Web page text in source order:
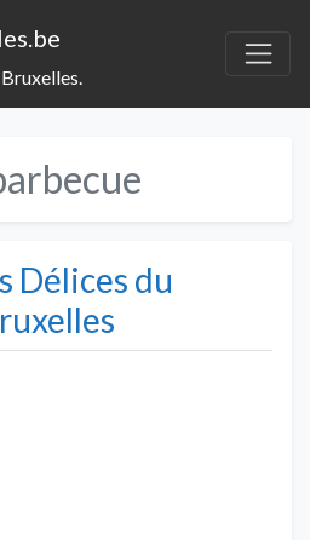
Délices du